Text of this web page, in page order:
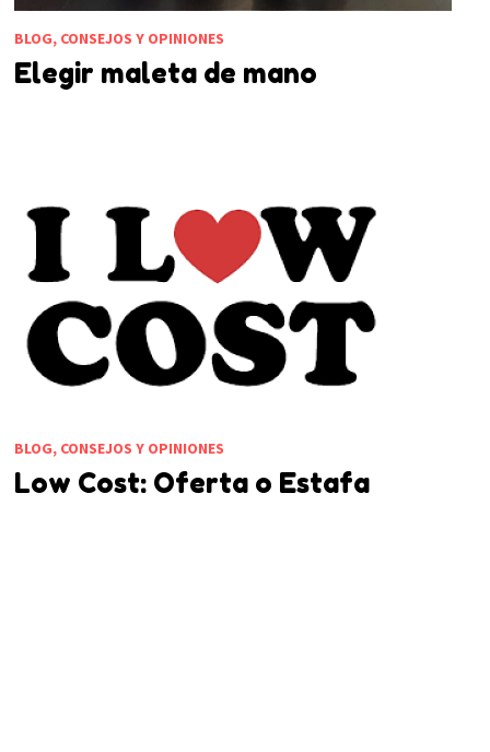
BLOG, CONSEJOS Y OPINIONES
Elegir maleta de mano
BLOG, CONSEJOS Y OPINIONES
Low Cost: Oferta o Estafa